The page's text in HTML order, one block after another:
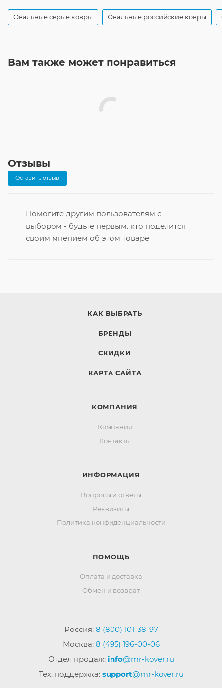
Овальные серые ковры Овальные российские ковры
Вам также может понравиться
Отзывы
Оставить отзыв
Помогите другим пользователям с
выбором - будьте первым, кто поделится
своим мнением об этом товаре
КАК ВЫБРАТЬ
БРЕНДЫ
СКИДКИ
КАРТА САЙТА
КОМПАНИЯ
Компания
Контакты
ИНФОРМАЦИЯ
Вопросы и ответы
Реквизиты
Политика конфиденциальности
ПОМОЩЬ
Оплата и доставка
Обмен и возврат
Россия: 8 (800) 101-38-97
Москва: 8 (495) 196-00-06
Отдел продаж: info@mr-kover.ru
Тех. поддержка: support@mr-kover.ru